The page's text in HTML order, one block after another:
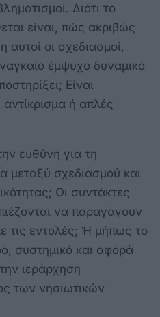
Διότι το
είναι, πώς ακριβώς
οι σχεδιασμοί,
έμψυχο δυναμικό
Είναι
αντίκρισμα ή απλές
ευθύνη για τη
μεταξύ σχεδιασμού και
Οι συντάκτες
να παραγάγουν
τις εντολές; Ή μήπως το
συστημικό και αφορά
ιεράρχηση
των νησιωτικών